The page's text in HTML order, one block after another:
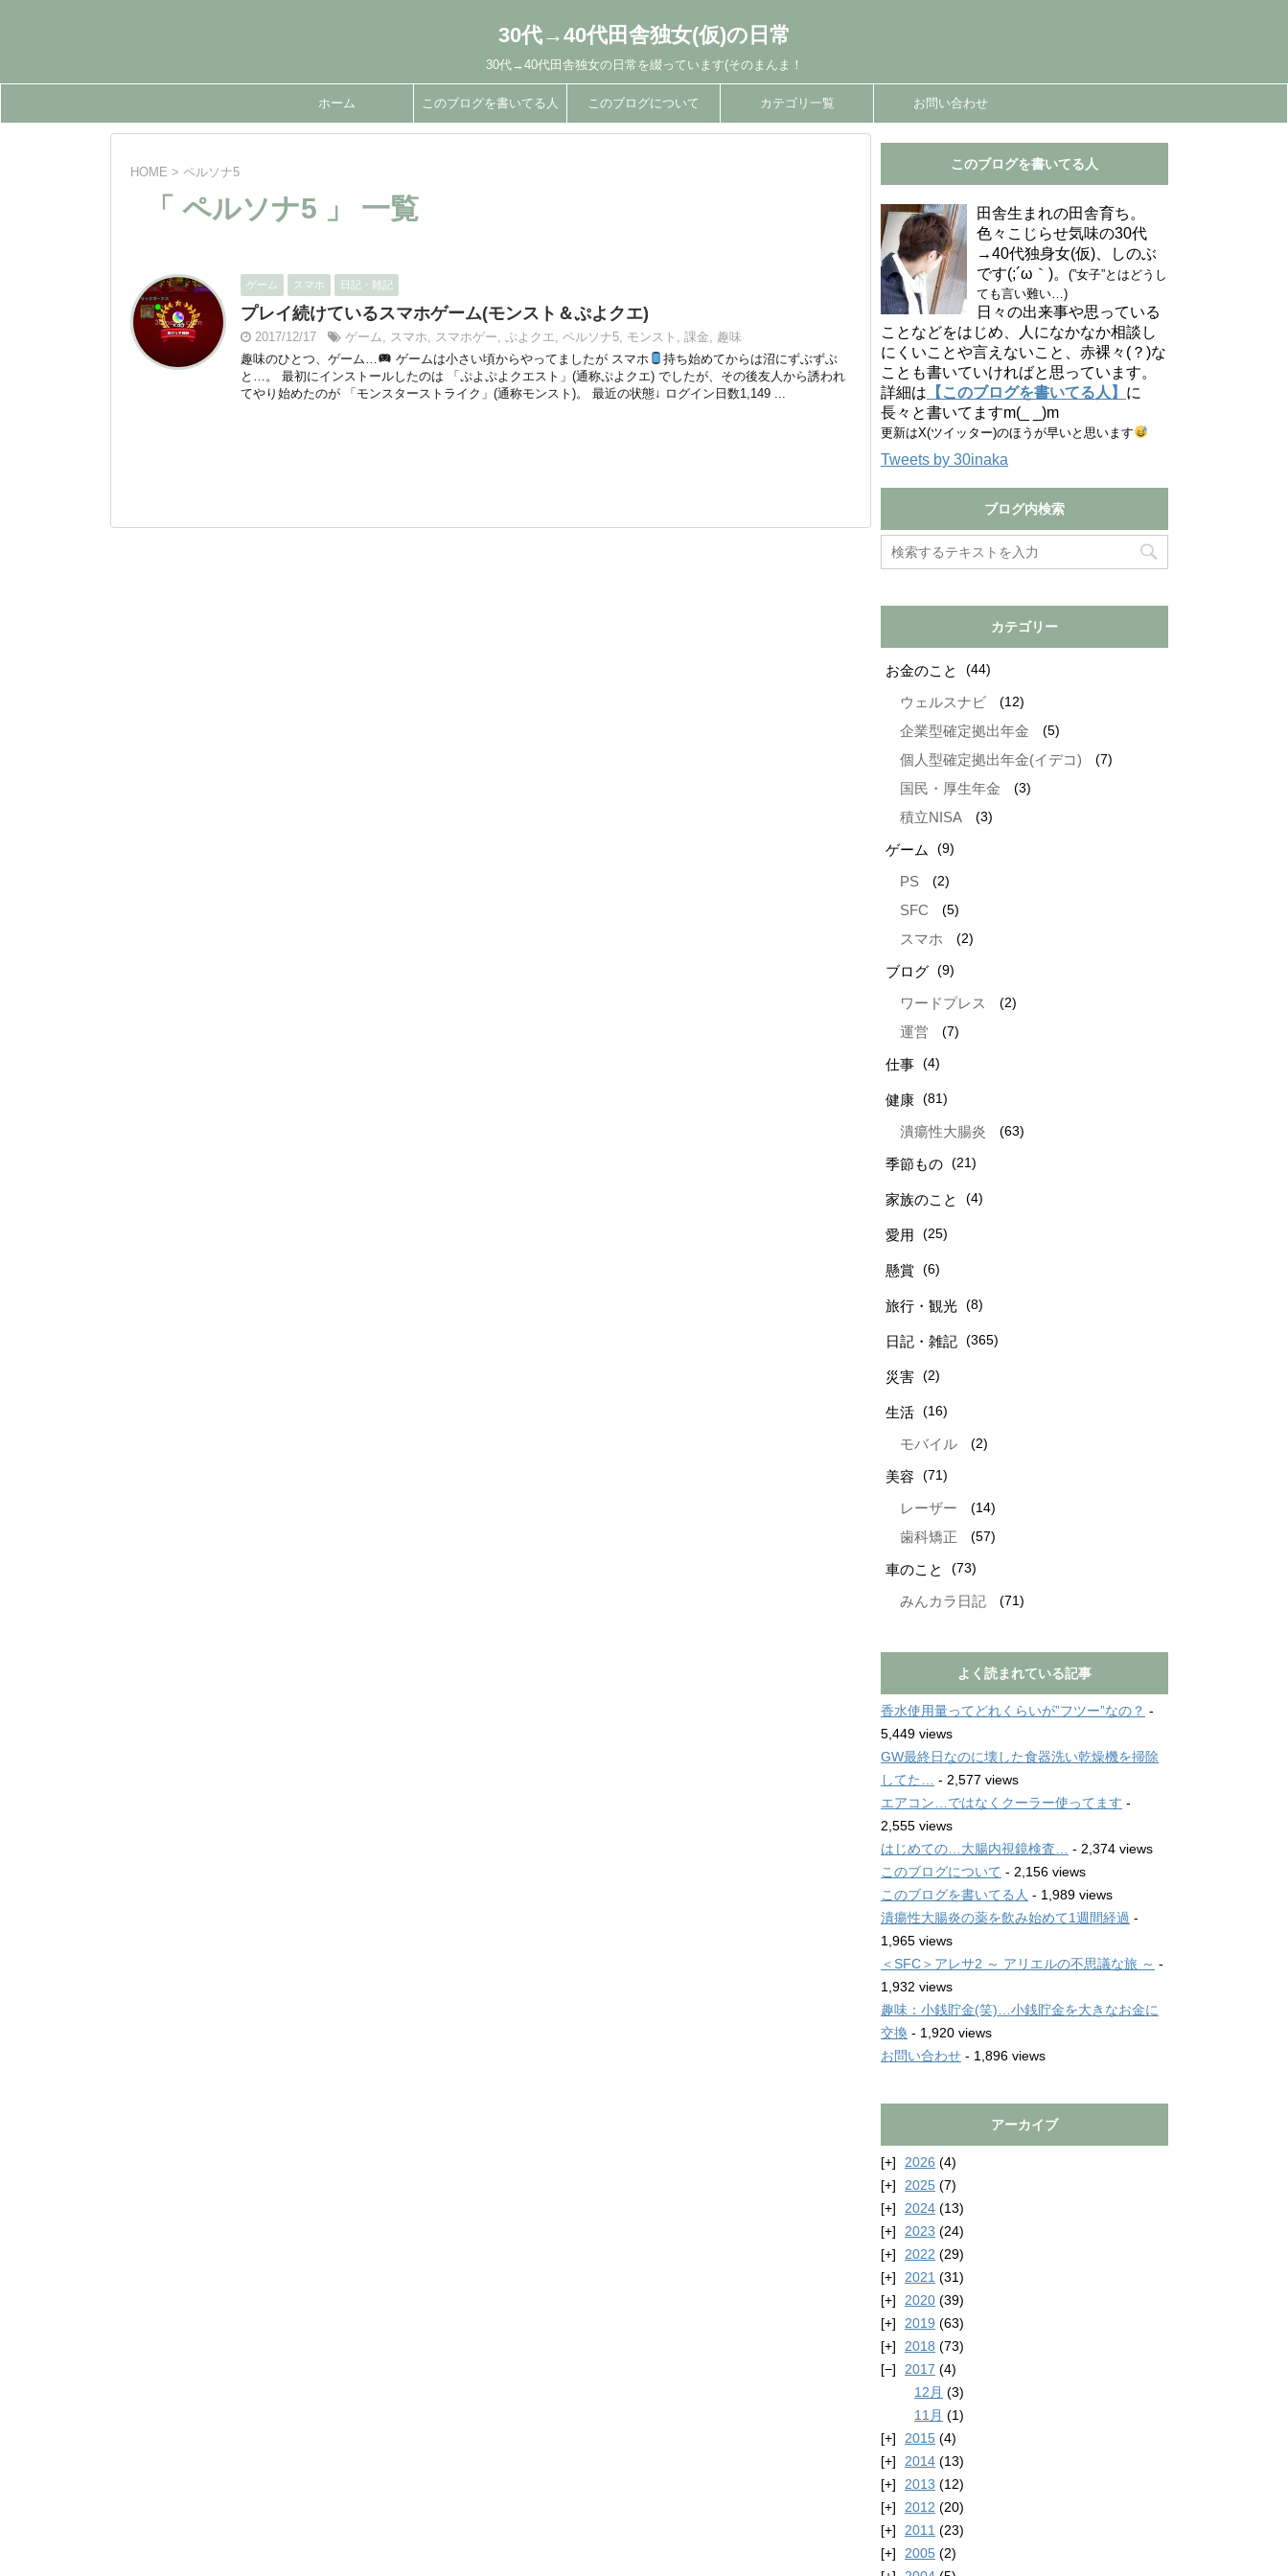
30代→40代田舎独女(仮)の日常
30代→40代田舎独女の日常を綴っています(そのまんま！
ホーム このブログを書いてる人 このブログについて カテゴリ一覧 お問い合わせ
HOME > ペルソナ5
「 ペルソナ5 」 一覧
ゲーム スマホ 日記・雑記
プレイ続けているスマホゲーム(モンスト＆ぷよクエ)
2017/12/17 ゲーム, スマホ, スマホゲー, ぷよクエ, ペルソナ5, モンスト , 課金, 趣味
趣味のひとつ、ゲーム…
ゲームは小さい頃からやってましたが スマホ
持ち始めてからは沼にずぶずぶ
と…。 最初にインストールしたのは 「ぷよぷよクエスト」(通称ぷよクエ) でしたが、その後友人から誘われ
てやり始めたのが 「モンスターストライク」(通称モンスト)。 最近の状態↓ ログイン日数1,149 ...
このブログを書いてる人
田舎生まれの田舎育ち。
色々こじらせ気味の30代
→40代独身女(仮)、しのぶ
です(;´ω｀)。 (”女子”とはどうし
ても言い難い…)
日々の出来事や思っている
ことなどをはじめ、人になかなか相談し
にくいことや言えないこと、赤裸々(？)な
ことも書いていければと思っています。
詳細は 【このブログを書いてる人】 に
長々と書いてますm(_ _)m
更新はX(ツイッター)のほうが早いと思います
Tweets by 30inaka
ブログ内検索
カテゴリー
お金のこと (44)
ウェルスナビ (12)
企業型確定拠出年金 (5)
個人型確定拠出年金(イデコ) (7)
国民・厚生年金 (3)
積立NISA (3)
ゲーム (9)
PS (2)
SFC (5)
スマホ (2)
ブログ (9)
ワードプレス (2)
運営 (7)
仕事 (4)
健康 (81)
潰瘍性大腸炎 (63)
季節もの (21)
家族のこと (4)
愛用 (25)
懸賞 (6)
旅行・観光 (8)
日記・雑記 (365)
災害 (2)
生活 (16)
モバイル (2)
美容 (71)
レーザー (14)
歯科矯正 (57)
車のこと (73)
みんカラ日記 (71)
よく読まれている記事
香水使用量ってどれくらいが”フツー”なの？ -
5,449 views
GW最終日なのに壊した食器洗い乾燥機を掃除
してた…
- 2,577 views
エアコン…ではなくクーラー使ってます -
2,555 views
はじめての…大腸内視鏡検査…
- 2,374 views
このブログについて - 2,156 views
このブログを書いてる人 - 1,989 views
潰瘍性大腸炎の薬を飲み始めて1週間経過 -
1,965 views
＜SFC＞アレサ2 ～ アリエルの不思議な旅 ～ -
1,932 views
趣味：小銭貯金(笑)…小銭貯金を大きなお金に
交換 - 1,920 views
お問い合わせ - 1,896 views
アーカイブ
2026 (4)
2025 (7)
2024 (13)
2023 (24)
2022 (29)
2021 (31)
2020 (39)
2019 (63)
2018 (73)
2017 (4)
12月 (3)
11月 (1)
2015 (4)
2014 (13)
2013 (12)
2012 (20)
2011 (23)
2005 (2)